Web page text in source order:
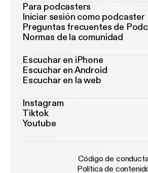
Para podcasters
Iniciar sesión como podcaster
Preguntas frecuentes de
Normas de la comunidad
Escuchar en iPhone
Escuchar en Android
Escuchar en la web
Instagram
Tiktok
Youtube
Código de
Política de